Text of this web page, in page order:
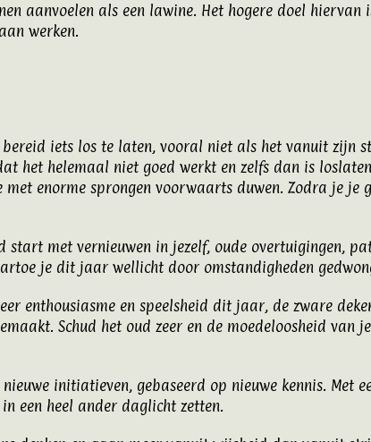
aanvoelen als een lawine. Het hogere doel
werken.
bereid iets los te laten, vooral niet als het vanuit zijn
het helemaal niet goed werkt en zelfs dan is
enorme sprongen voorwaarts duwen. Zodra je je
start met vernieuwen in jezelf, oude overtuigingen,
je dit jaar wellicht door omstandigheden
enthousiasme en speelsheid dit jaar, de zware
Schud het oud zeer en de moedeloosheid
initiatieven, gebaseerd op nieuwe kennis. Met
een heel ander daglicht zetten.